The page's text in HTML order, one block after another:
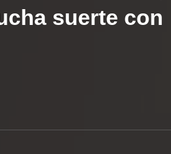
suerte con